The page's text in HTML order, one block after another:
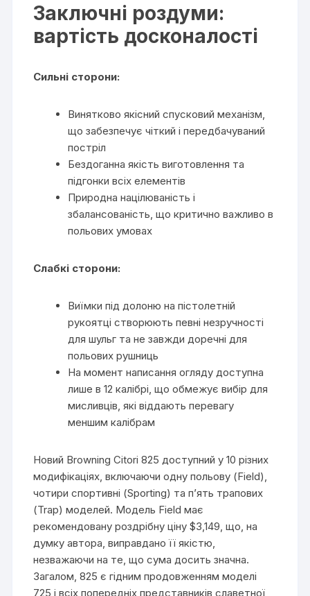
Заключні роздуми:
вартість досконалості
Сильні сторони:
Винятково якісний спусковий механізм,
що забезпечує чіткий і передбачуваний
постріл
Бездоганна якість виготовлення та
підгонки всіх елементів
Природна націлюваність і
збалансованість, що критично важливо в
польових умовах
Слабкі сторони:
Виїмки під долоню на пістолетній
рукоятці створюють певні незручності
для шульг та не завжди доречні для
польових рушниць
На момент написання огляду доступна
лише в 12 калібрі, що обмежує вибір для
мисливців, які віддають перевагу
меншим калібрам
Новий Browning Citori 825 доступний у 10 різних
модифікаціях, включаючи одну польову (Field),
чотири спортивні (Sporting) та п’ять трапових
(Trap) моделей. Модель Field має
рекомендовану роздрібну ціну $3,149, що, на
думку автора, виправдано її якістю,
незважаючи на те, що сума досить значна.
Загалом, 825 є гідним продовженням моделі
725 і всіх попередніх представників славетної